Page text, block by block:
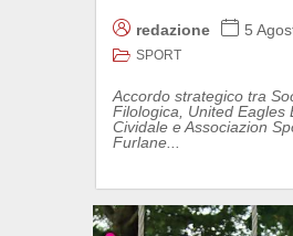
redazione 5
SPORT
Accordo strategico tra
Filologica, United Eagles
Cividale e Associazion
Furlane...